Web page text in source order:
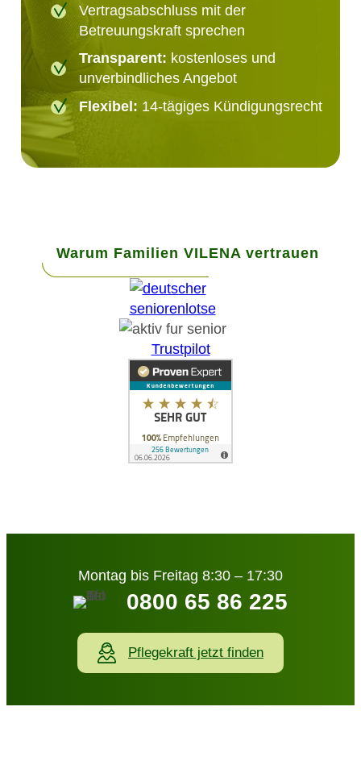
Vertragsabschluss mit der
Betreuungskraft sprechen
Transparent: kostenloses und
unverbindliches Angebot
Flexibel: 14-tägiges Kündigungsrecht
Warum Familien VILENA vertrauen
Trustpilot
Montag bis Freitag 8:30 – 17:30
0800 65 86 225
Pflegekraft jetzt finden